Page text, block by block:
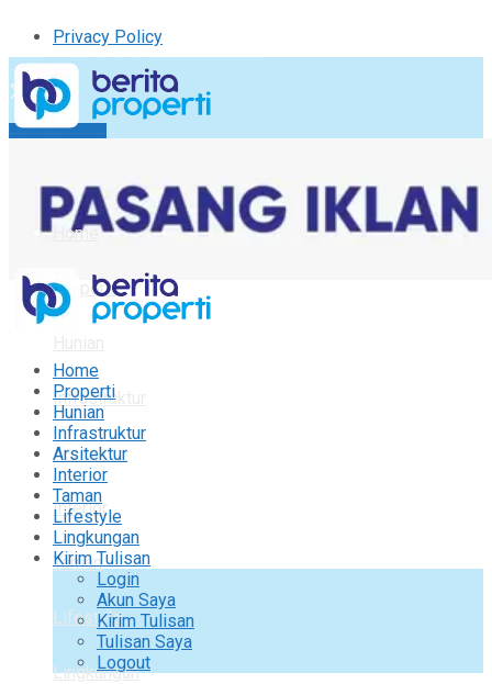
Privacy Policy
Kirim Tulisan
Logout
Home
Properti
Infrastruktur
Arsitektur
Interior
Taman
Lifestyle
Lingkungan
Home
Properti
Hunian
Infrastruktur
Arsitektur
Interior
Taman
Lifestyle
Lingkungan
Kirim Tulisan
Login
Akun Saya
Kirim Tulisan
Tulisan Saya
Logout